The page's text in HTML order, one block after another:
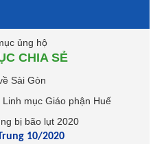
CHIA SẺ
10/2020